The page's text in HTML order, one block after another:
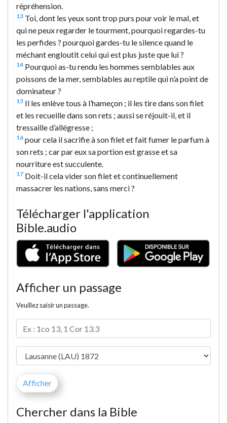
répréhension.
13 Toi, dont les yeux sont trop purs pour voir le mal, et
qui ne peux regarder le tourment, pourquoi regardes-tu
les perfides ? pourquoi gardes-tu le silence quand le
méchant engloutit celui qui est plus juste que lui ?
14 Pourquoi as-tu rendu les hommes semblables aux
poissons de la mer, semblables au reptile qui n’a point de
dominateur ?
15 Il les enlève tous à l’hameçon ; il les tire dans son filet
et les recueille dans son rets ; aussi se réjouit-il, et il
tressaille d’allégresse ;
16 pour cela il sacrifie à son filet et fait fumer le parfum à
son rets ; car par eux sa portion est grasse et sa
nourriture est succulente.
17 Doit-il cela vider son filet et continuellement
massacrer les nations, sans merci ?
Télécharger l'application
Bible.audio
Afficher un passage
Veuillez saisir un passage.
Chercher dans la Bible